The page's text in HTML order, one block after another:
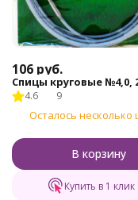
106 руб.
Спицы круговые №4,0,
4.6 9
Осталось несколько
В корзину
Купить в 1 клик